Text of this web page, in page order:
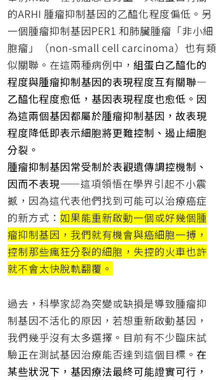
的ARHI 腫瘤抑制基因的乙醯化程度偏低。另
一個腫瘤抑制基因PER1 和肺臟腫瘤「非小細
胞瘤」（non-small cell carcinoma）也有類
似關聯。在這兩種病例中， 組蛋白乙醯化的
程度與腫瘤抑制基因的表現程度互有關聯―
乙醯化程度愈低，基因表現程度也愈低。因
為這兩個基因都屬於腫瘤抑制基因，故表現
程度降低即表示細胞將更難控制、遏止細胞
分裂。
腫瘤抑制基因常受制於表觀遺傳調控機制、
因而不表現——這項領悟在學界引起不小震
撼，因為這代表他們找到可能可以治療癌症
的新方式： 如果能重新啟動一個或好幾個腫
瘤抑制基因，我們就有機會與癌細胞一搏，
控制那些瘋狂分裂的細胞，失控的火車也許
就不會太快脫軌翻覆。
過去，科學家認為突變或缺損是導致腫瘤抑
制基因不活化的原因，若想重新啟動基因，
我們幾乎沒有太多選擇。目前有不少臨床試
驗正在測試基因治療能否達到這個目標。 在
某些狀況下，基因療法最終可能證實可行，